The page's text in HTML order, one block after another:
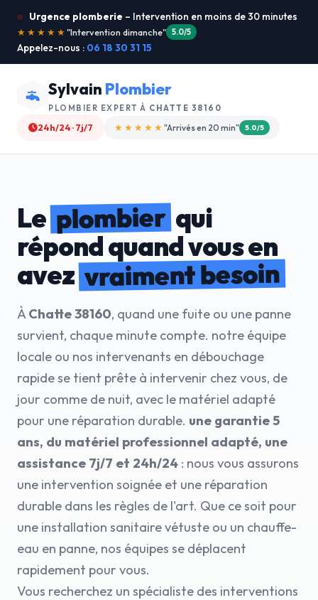
Urgence plomberie – Intervention en moins de 30 minutes
★★★★★"Je recommande !" 4.9/5
Appelez-nous : 06 18 30 31 15
Sylvain Plombier
PLOMBIER EXPERT À CHATTE 38160
24h/24 · 7j/7 ★★★★☆ "Devis gratuit" 4.8/5
Leplombierqui
répond quand vous en
avezvraiment besoin
ÀChatte 38160, quand une fuite ou une panne
survient, chaque minute compte. notre équipe
locale ou nos intervenants en débouchage
rapide se tient prête à intervenir chez vous, de
jour comme de nuit, avec le matériel adapté
pour une réparation durable. une garantie 5
ans, du matériel professionnel adapté, une
assistance 7j/7 et 24h/24 : nous vous assurons
une intervention soignée et une réparation
durable dans les règles de l'art. Que ce soit pour
une installation sanitaire vétuste ou un chauffe-
eau en panne, nos équipes se déplacent
rapidement pour vous.
Vous recherchez un spécialiste des interventions